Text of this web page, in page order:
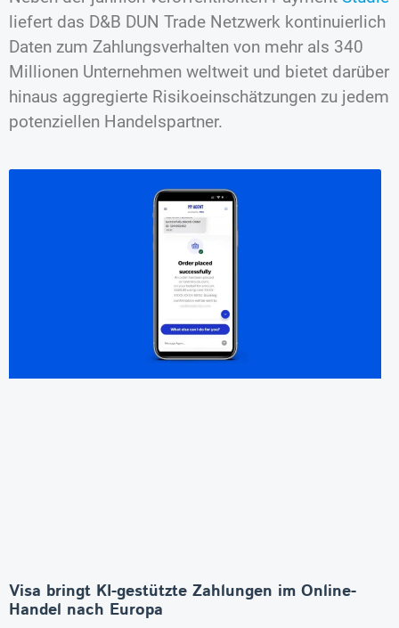
liefert das D&B DUN Trade Netzwerk kontinuierlich
Daten zum Zahlungsverhalten von mehr als 340
Millionen Unternehmen weltweit und bietet darüber
hinaus aggregierte Risikoeinschätzungen zu jedem
potenziellen Handelspartner.
Visa bringt KI-gestützte Zahlungen im Online-
Handel nach Europa